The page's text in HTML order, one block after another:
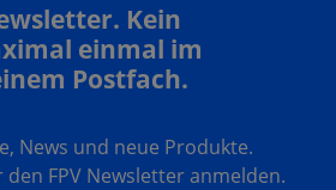
Kein
einmal im
Postfach.
News und neue Produkte.
den FPV Newsletter anmelden.